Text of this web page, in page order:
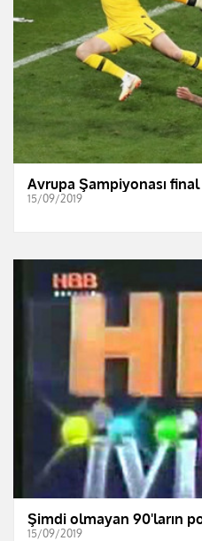
Avrupa Şampiyonası
15/09/2019
Şimdi olmayan 90'ların
15/09/2019